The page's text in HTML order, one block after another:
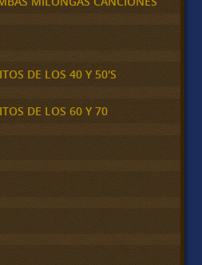
DE LOS 40 Y 50'S
DE LOS 60 Y 70